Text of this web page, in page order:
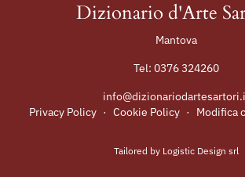
Dizionario d'Arte
Mantova
Tel: 0376 324260
Privacy Policy · Cookie Policy · Modifica
Tailored by Logistic Design srl